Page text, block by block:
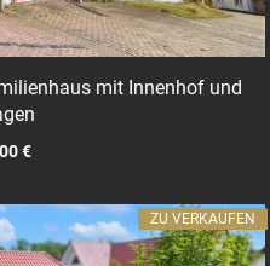
mit Innenhof und
€
ZU VERKAUFEN